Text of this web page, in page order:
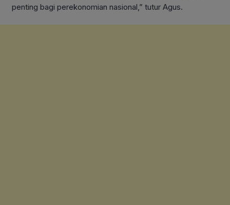
penting bagi perekonomian nasional,” tutur Agus.